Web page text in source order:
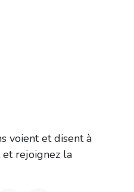
voient et disent à
rejoignez la